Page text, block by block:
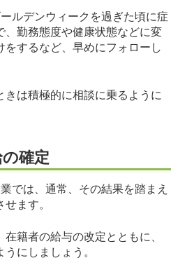
ルデンウィークを過ぎた頃に症
勤務態度や健康状態などに変
するなど、早めにフォローし
は積極的に相談に乗るように
確定
では、通常、その結果を踏まえ
ます。
籍者の給与の改定とともに、
にしましょう。